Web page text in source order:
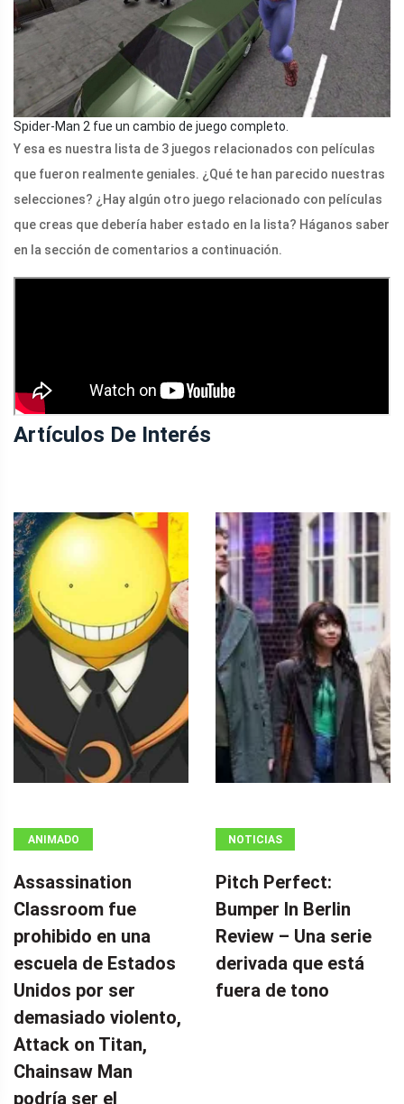
Spider-Man 2 fue un cambio de juego completo.
Y esa es nuestra lista de 3 juegos relacionados con películas
que fueron realmente geniales. ¿Qué te han parecido nuestras
selecciones? ¿Hay algún otro juego relacionado con películas
que creas que debería haber estado en la lista? Háganos saber
en la sección de comentarios a continuación.
Artículos De Interés
ANIMADO
Assassination
Classroom fue
prohibido en una
escuela de Estados
Unidos por ser
demasiado violento,
Attack on Titan,
Chainsaw Man
podría ser el
NOTICIAS
Pitch Perfect:
Bumper In Berlin
Review – Una serie
derivada que está
fuera de tono